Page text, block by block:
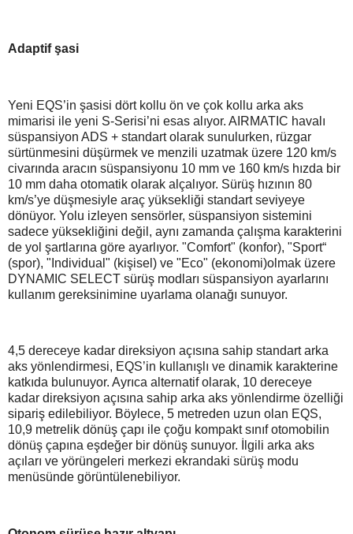
Adaptif şasi
Yeni EQS’in şasisi dört kollu ön ve çok kollu arka aks
mimarisi ile yeni S-Serisi’ni esas alıyor. AIRMATIC havalı
süspansiyon ADS + standart olarak sunulurken, rüzgar
sürtünmesini düşürmek ve menzili uzatmak üzere 120 km/s
civarında aracın süspansiyonu 10 mm ve 160 km/s hızda bir
10 mm daha otomatik olarak alçalıyor. Sürüş hızının 80
km/s’ye düşmesiyle araç yüksekliği standart seviyeye
dönüyor. Yolu izleyen sensörler, süspansiyon sistemini
sadece yüksekliğini değil, aynı zamanda çalışma karakterini
de yol şartlarına göre ayarlıyor. "Comfort" (konfor), "Sport“
(spor), "Individual" (kişisel) ve "Eco" (ekonomi)olmak üzere
DYNAMIC SELECT sürüş modları süspansiyon ayarlarını
kullanım gereksinimine uyarlama olanağı sunuyor.
4,5 dereceye kadar direksiyon açısına sahip standart arka
aks yönlendirmesi, EQS’in kullanışlı ve dinamik karakterine
katkıda bulunuyor. Ayrıca alternatif olarak, 10 dereceye
kadar direksiyon açısına sahip arka aks yönlendirme özelliği
sipariş edilebiliyor. Böylece, 5 metreden uzun olan EQS,
10,9 metrelik dönüş çapı ile çoğu kompakt sınıf otomobilin
dönüş çapına eşdeğer bir dönüş sunuyor. İlgili arka aks
açıları ve yörüngeleri merkezi ekrandaki sürüş modu
menüsünde görüntülenebiliyor.